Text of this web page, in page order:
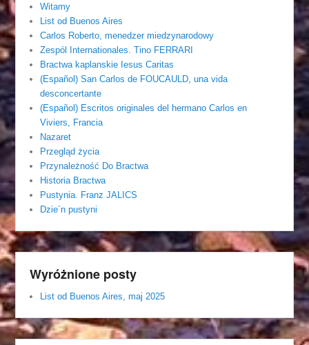
Witamy
List od Buenos Aires
Carlos Roberto, menedzer miedzynarodowy
Zespól Internationales. Tino FERRARI
Bractwa kaplanskie Iesus Caritas
(Español) San Carlos de FOUCAULD, una vida
desconcertante
(Español) Escritos originales del hermano Carlos en
Viviers, Francia
Nazaret
Przegląd życia
Przynależność Do Bractwa
Historia Bractwa
Pustynia. Franz JALICS
Dzie´n pustyni
Wyróżnione posty
List od Buenos Aires, maj 2025